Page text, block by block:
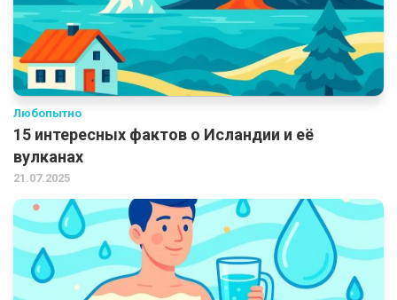
Любопытно
15 интересных фактов о Исландии и её
вулканах
21.07.2025